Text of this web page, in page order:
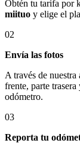
Obtén tu tarifa por
miituo y elige el
02
Envía las fotos
A través de
frente, parte
odómetro.
03
Reporta tu